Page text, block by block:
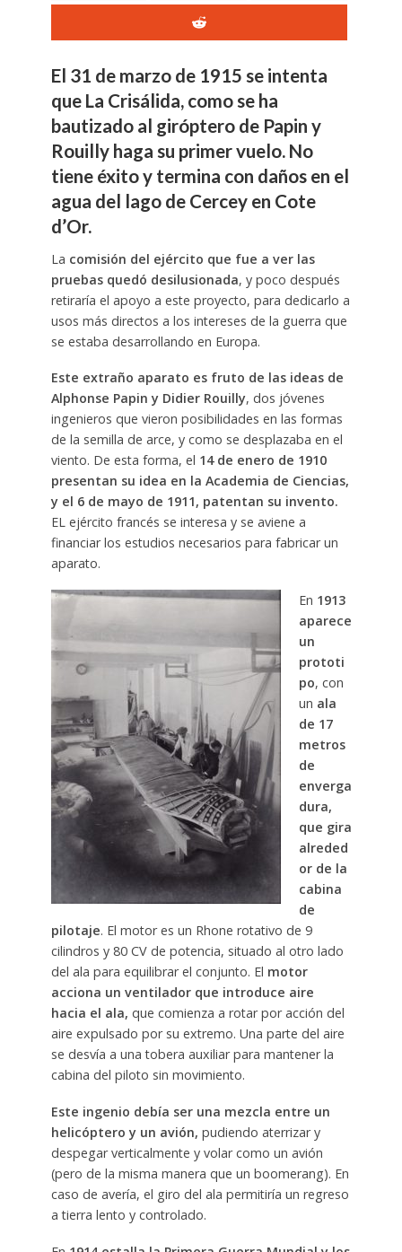
El 31 de marzo de 1915 se intenta
que La Crisálida, como se ha
bautizado al giróptero de Papin y
Rouilly haga su primer vuelo. No
tiene éxito y termina con daños en el
agua del lago de Cercey en Cote
d’Or.
La comisión del ejército que fue a ver las
pruebas quedó desilusionada, y poco después
retiraría el apoyo a este proyecto, para dedicarlo a
usos más directos a los intereses de la guerra que
se estaba desarrollando en Europa.
Este extraño aparato es fruto de las ideas de
Alphonse Papin y Didier Rouilly, dos jóvenes
ingenieros que vieron posibilidades en las formas
de la semilla de arce, y como se desplazaba en el
viento. De esta forma, el 14 de enero de 1910
presentan su idea en la Academia de Ciencias,
y el 6 de mayo de 1911, patentan su invento.
EL ejército francés se interesa y se aviene a
financiar los estudios necesarios para fabricar un
aparato.
En 1913
aparece
un
prototi
po, con
un ala
de 17
metros
de
enverga
dura,
que gira
alreded
or de la
cabina
de
pilotaje. El motor es un Rhone rotativo de 9
cilindros y 80 CV de potencia, situado al otro lado
del ala para equilibrar el conjunto. El motor
acciona un ventilador que introduce aire
hacia el ala, que comienza a rotar por acción del
aire expulsado por su extremo. Una parte del aire
se desvía a una tobera auxiliar para mantener la
cabina del piloto sin movimiento.
Este ingenio debía ser una mezcla entre un
helicóptero y un avión, pudiendo aterrizar y
despegar verticalmente y volar como un avión
(pero de la misma manera que un boomerang). En
caso de avería, el giro del ala permitiría un regreso
a tierra lento y controlado.